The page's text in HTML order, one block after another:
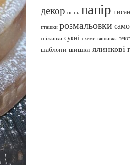
декор осінь папір
пташки розмальовки
сніжинки сукні схеми вишивки
шаблони шишки ялинкові